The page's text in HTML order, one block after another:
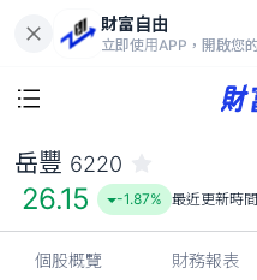
財富自由
立即使用APP，開啟您
26.15
岳豐 6220
26.15 -1.87% 最近更新時間
個股概覽 財務報表